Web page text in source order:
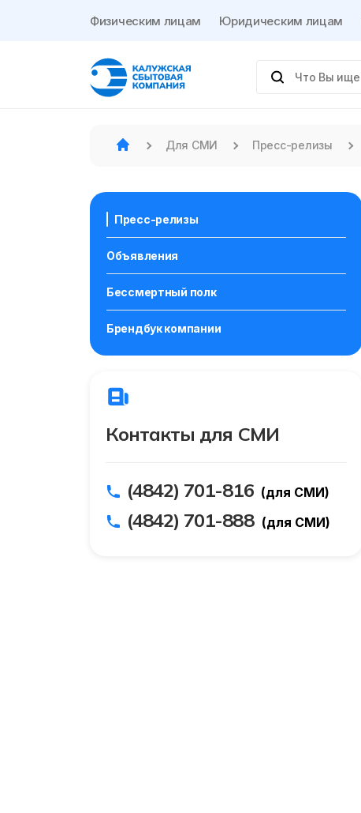
Физическим лицам Юридическим лицам
Для СМИ Пресс-релизы
Пресс-релизы
Объявления
Бессмертный полк
Брендбук компании
Контакты для СМИ
(4842) 701-816 (для СМИ)
(4842) 701-888 (для СМИ)